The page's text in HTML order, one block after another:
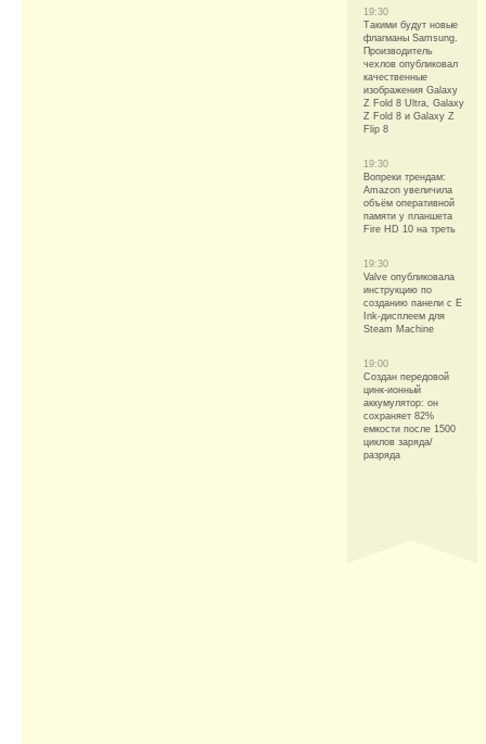
19:30
Такими будут новые
флагманы Samsung.
Производитель
чехлов опубликовал
качественные
изображения Galaxy
Z Fold 8 Ultra, Galaxy
Z Fold 8 и Galaxy Z
Flip 8
19:30
Вопреки трендам:
Amazon увеличила
объём оперативной
памяти у планшета
Fire HD 10 на треть
19:30
Valve опубликовала
инструкцию по
созданию панели с E
Ink-дисплеем для
Steam Machine
19:00
Создан передовой
цинк-ионный
аккумулятор: он
сохраняет 82%
емкости после 1500
циклов заряда/
разряда